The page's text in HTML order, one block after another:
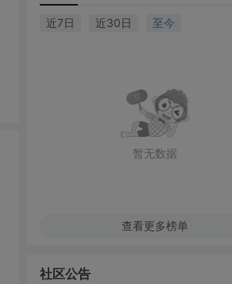
近7日 近30日 至今
暂无数据
查看更多榜单
社区公告